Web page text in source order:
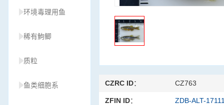
环境毒理用鱼
稀有鮈鲫
质粒
鱼类细胞系 CZRC ID： CZ763
ZFIN ID： ZDB-ALT-